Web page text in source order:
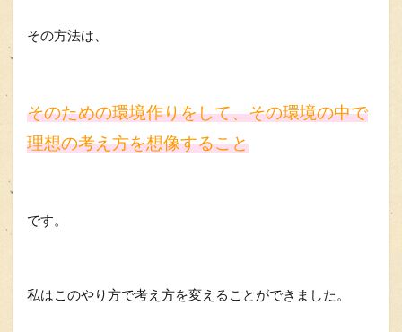
その方法は、
そのための環境作りをして、その環境の中で
理想の考え方を想像すること
です。
私はこのやり方で考え方を変えることができました。